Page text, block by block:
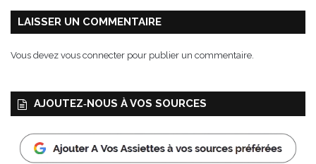
LAISSER UN COMMENTAIRE
Vous devez vous connecter pour publier un commentaire.
AJOUTEZ‑NOUS À VOS SOURCES